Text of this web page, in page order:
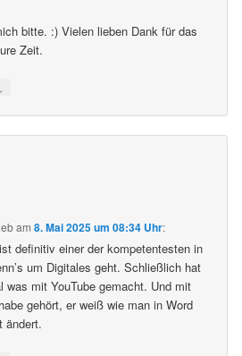
bitte. :) Vielen lieben Dank für das
Zeit.
am8. Mai 2025 um 08:34 Uhr:
definitiv einer der kompetentesten in
um Digitales geht. Schließlich hat
was mit YouTube gemacht. Und mit
gehört, er weiß wie man in Word
ändert.